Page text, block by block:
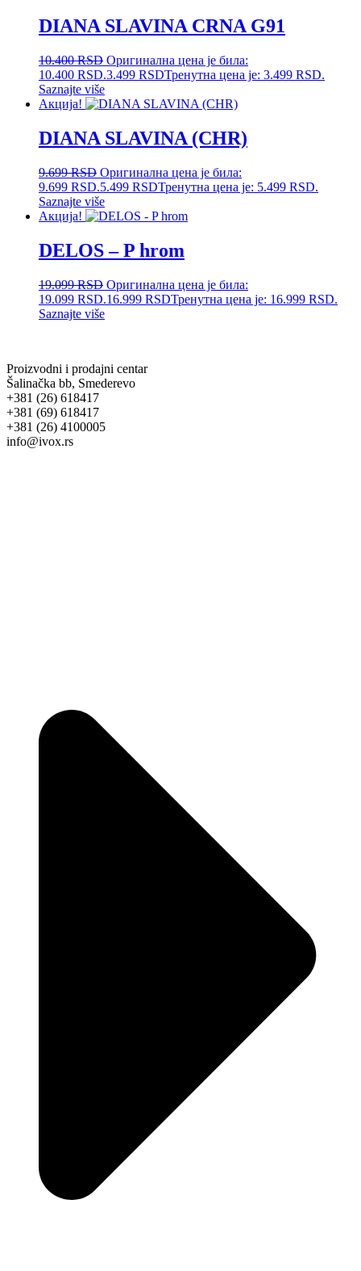
DIANA SLAVINA CRNA G91
10.400RSD Оригинална цена је била:
10.400 RSD.3.499 RSDТренутна цена је: 3.499 RSD.
Saznajte više
Акција!
DIANA SLAVINA (CHR)
9.699RSD Оригинална цена је била:
9.699 RSD.5.499 RSDТренутна цена је: 5.499 RSD.
Saznajte više
Акција!
DELOS – P hrom
19.099RSD Оригинална цена је била:
19.099 RSD.16.999 RSDТренутна цена је: 16.999 RSD.
Saznajte više
Proizvodni i prodajni centar
Šalinačka bb, Smederevo
+381 (26) 618417
+381 (69) 618417
+381 (26) 4100005
info@ivox.rs